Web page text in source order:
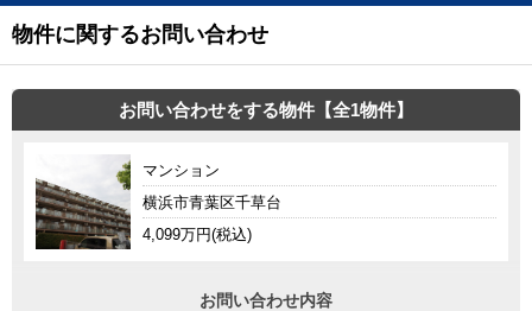
物件に関するお問い合わせ
お問い合わせをする物件【全1物件】
マンション
横浜市青葉区千草台
4,099万円(税込)
お問い合わせ内容